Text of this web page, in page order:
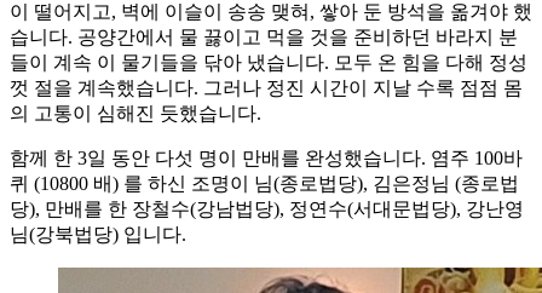
이 떨어지고, 벽에 이슬이 송송 맺혀, 쌓아 둔 방석을 옮겨야 했
습니다. 공양간에서 물 끓이고 먹을 것을 준비하던 바라지 분
들이 계속 이 물기들을 닦아 냈습니다. 모두 온 힘을 다해 정성
껏 절을 계속했습니다. 그러나 정진 시간이 지날 수록 점점 몸
의 고통이 심해진 듯했습니다.
함께 한 3일 동안 다섯 명이 만배를 완성했습니다. 염주 100바
퀴 (10800 배) 를 하신 조명이 님(종로법당), 김은정님 (종로법
당), 만배를 한 장철수(강남법당), 정연수(서대문법당), 강난영
님(강북법당) 입니다.